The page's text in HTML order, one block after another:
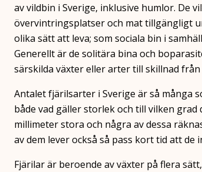
av vildbin i Sverige, inklusive humlor. De
övervintringsplatser och mat tillgängligt
olika sätt att leva; som sociala bin i
Generellt är de solitära bina och
särskilda växter eller arter till skillnad
Antalet fjärilsarter i Sverige är så många
både vad gäller storlek och till vilken
millimeter stora och några av dessa
av dem lever också så pass kort tid att de
Fjärilar är beroende av växter på flera